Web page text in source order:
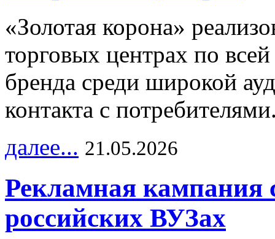
«Золотая корона»
торговых центрах по
бренда среди широкой
контакта с
далее... 21.05.2026
Рекламная кампания
российских ВУЗах